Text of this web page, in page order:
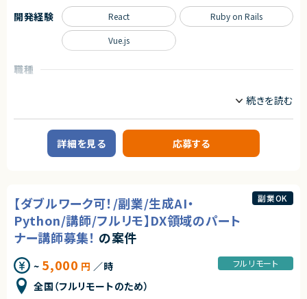
■募集背景
テックリード室は支援を求めている各事業や全社横断的なプロジェクトにた
いして技術支援を行う組織です。
単に技術に精通しているだけではなく、事業を成長させ続けるために技術
とができるリーダーシップを持った、CTOやテックリード等の経験を持った仲
なプロジェクトに関わることができます。
・CTOやVPoEと連携して開発組織および様々なプロダクトの課題解決
・全社横断のプロジェクトや新規事業の立ち上げを事業計画フェーズから支
・生産性向上とリスク軽減のためのモダン化をインフラ、アプリケーションの
両面から推進
・開発組織の課題解決、エンジニアの育成、採用支援
■ポジションの魅力
特定のプロダクトを持たない組織だからこそ俯瞰的に課題を見極め、全体
最適となる解決策を打っていくことが求められます。
テックリード室として全社を俯瞰して施策を考えるだけでなく、主担当となる
事業においては事業部の開発チームと共に事業に深くコミットしていただく
職種
Webシステムやアプリの開発を中心に、技術コンサルや新規サービス開発ま
で手がける、少数精鋭のエンジニア集団です。
お客様の新規事業立ち上げから運用までを担うサービスを展開している企
お客様は教育業界、webサービス業界、福祉業界などですべてお客様との直
接取引になります。
お客様と打合せをしながら、要件定義から保守運用までの工程をすべてエ
ンジニアが行います。
ビジネス側とのやり取りも発生します。
1案件、約10名のチームで構成されています。
例）・プレスリリース配信
・電子書籍にかかわるサービス
・学習支援システム
開発経験 React Ruby on Rails
Vue.js
詳細を見る 応募する
【ダブルワーク可！/副業/生成AI・
Python/講師/フルリモ】DX領域のパート
ナー講師募集！ の案件
~ 5,000 円 ／時
全国（フルリモートのため）
フルリモート
副業OK